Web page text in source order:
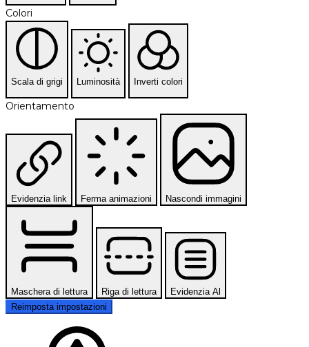
Colori
Scala di grigi Luminosità Inverti colori
Orientamento
Evidenzia link Ferma animazioni Nascondi immagini
Maschera di lettura Riga di lettura
Evidenzia Al
Reimposta impostazioni